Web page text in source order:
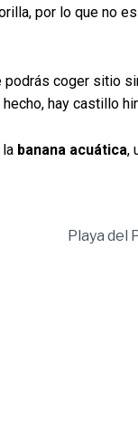
por lo que no
podrás coger sitio
hay castillo
banana acuática,